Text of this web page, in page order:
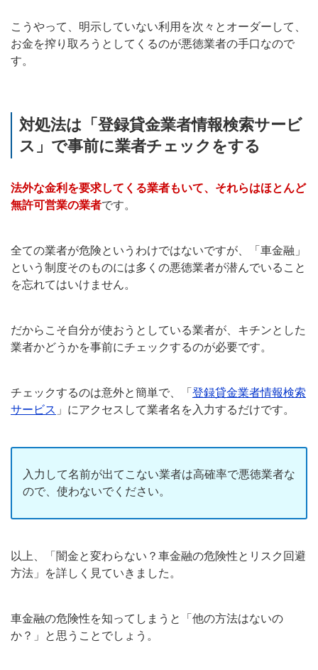
こうやって、明示していない利用を次々とオーダーして、
お金を搾り取ろうとしてくるのが悪徳業者の手口なので
す。
対処法は「登録貸金業者情報検索サービ
ス」で事前に業者チェックをする
法外な金利を要求してくる業者もいて、それらはほとんど
無許可営業の業者です。
全ての業者が危険というわけではないですが、「車金融」
という制度そのものには多くの悪徳業者が潜んでいること
を忘れてはいけません。
だからこそ自分が使おうとしている業者が、キチンとした
業者かどうかを事前にチェックするのが必要です。
チェックするのは意外と簡単で、「 登録貸金業者情報検索
サービス 」にアクセスして業者名を入力するだけです。
入力して名前が出てこない業者は高確率で悪徳業者な
ので、使わないでください。
以上、「闇金と変わらない？車金融の危険性とリスク回避
方法」を詳しく見ていきました。
車金融の危険性を知ってしまうと「他の方法はないの
か？」と思うことでしょう。